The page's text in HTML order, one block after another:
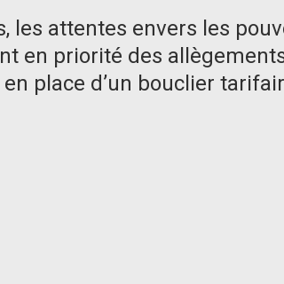
les attentes envers les
en priorité des
place d’un bouclier